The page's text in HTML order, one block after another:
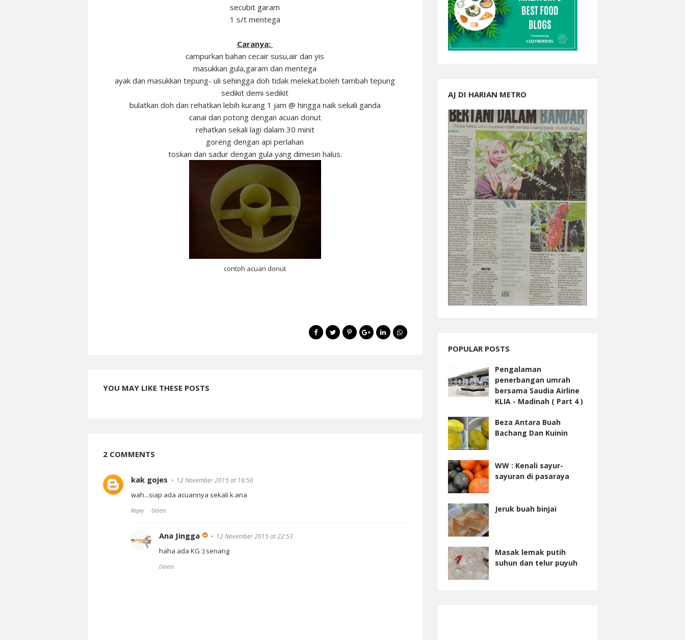
secubit garam
1 s/t mentega
Caranya:
campurkan bahan cecair susu,air dan yis
masukkan gula,garam dan mentega
ayak dan masukkan tepung- uli sehingga doh tidak melekat.boleh tambah tepung
sedikit demi sedikit
bulatkan doh dan rehatkan lebih kurang 1 jam @ hingga naik sekali ganda
canai dan potong dengan acuan donut
rehatkan sekali lagi dalam 30 minit
goreng dengan api perlahan
toskan dan sadur dengan gula yang dimesin halus.
contoh acuan donut
YOU MAY LIKE THESE POSTS
2 COMMENTS
kak gojes 12 November 2015 at 16:56
wah...siap ada acuannya sekali k.ana
Reply Delete
Ana Jingga 12 November 2015 at 22:53
haha ada KG :) senang
Delete
AJ DI HARIAN METRO
POPULAR POSTS
Pengalaman
penerbangan umrah
bersama Saudia Airline
KLIA - Madinah ( Part 4 )
Beza Antara Buah
Bachang Dan Kuinin
WW : Kenali sayur-
sayuran di pasaraya
Jeruk buah binjai
Masak lemak putih
suhun dan telur puyuh